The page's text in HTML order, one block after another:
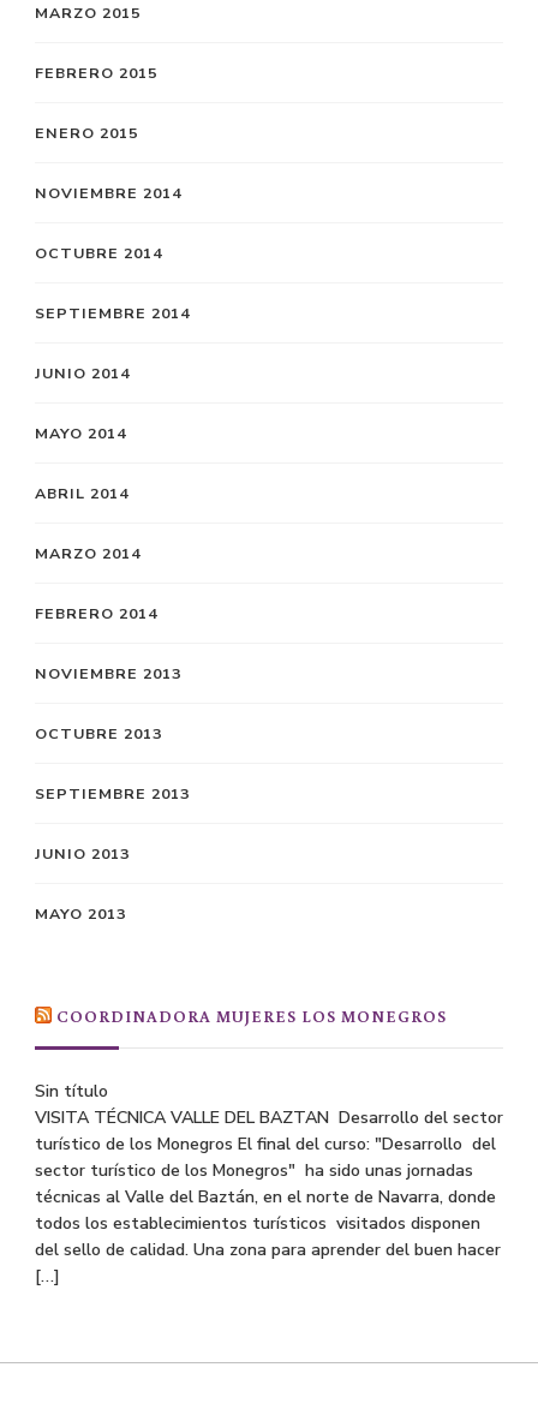
MARZO 2015
FEBRERO 2015
ENERO 2015
NOVIEMBRE 2014
OCTUBRE 2014
SEPTIEMBRE 2014
JUNIO 2014
MAYO 2014
ABRIL 2014
MARZO 2014
FEBRERO 2014
NOVIEMBRE 2013
OCTUBRE 2013
SEPTIEMBRE 2013
JUNIO 2013
MAYO 2013
COORDINADORA MUJERES LOS MONEGROS
Sin título
VISITA TÉCNICA VALLE DEL BAZTAN Desarrollo del sector
turístico de los Monegros El final del curso: "Desarrollo del
sector turístico de los Monegros" ha sido unas jornadas
técnicas al Valle del Baztán, en el norte de Navarra, donde
todos los establecimientos turísticos visitados disponen
del sello de calidad. Una zona para aprender del buen hacer
[…]